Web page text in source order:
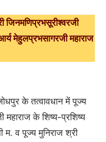
जिनमणिप्रभसूरीश्वरजी
मेहुलप्रभसागरजी महाराज
के तत्वावधान में पूज्य
महाराज के शिष्य-प्रशिष्य
म. व पूज्य मुनिराज श्री